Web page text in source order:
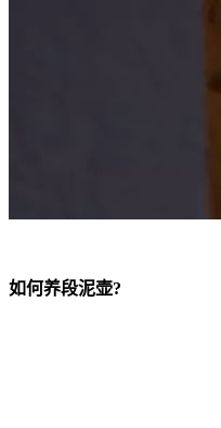
如何养段泥壶?